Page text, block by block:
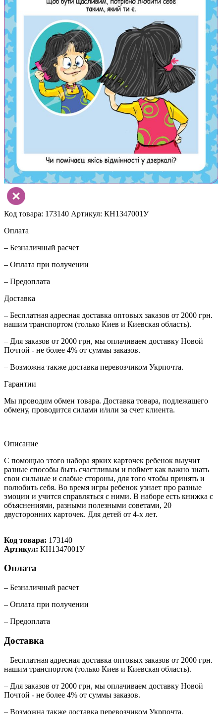
Код товара: 173140 Артикул: КН1347001У
Оплата
– Безналичный расчет
– Оплата при получении
– Предоплата
Доставка
– Бесплатная адресная доставка оптовых заказов от 2000 грн.
нашим транспортом (только Киев и Киевская область).
– Для заказов от 2000 грн, мы оплачиваем доставку Новой
Почтой - не более 4% от суммы заказов.
– Возможна также доставка перевозчиком Укрпочта.
Гарантии
Мы проводим обмен товара. Доставка товара, подлежащего
обмену, проводится силами и/или за счет клиента.
Описание
С помощью этого набора ярких карточек ребенок выучит
разные способы быть счастливым и поймет как важно знать
свои сильные и слабые стороны, для того чтобы принять и
полюбить себя. Во время игры ребенок узнает про разные
эмоции и учится справляться с ними. В наборе есть книжка с
объяснениями, разными полезными советами, 20
двусторонних карточек. Для детей от 4-х лет.
Код товара: 173140
Артикул: КН1347001У
Оплата
– Безналичный расчет
– Оплата при получении
– Предоплата
Доставка
– Бесплатная адресная доставка оптовых заказов от 2000 грн.
нашим транспортом (только Киев и Киевская область).
– Для заказов от 2000 грн, мы оплачиваем доставку Новой
Почтой - не более 4% от суммы заказов.
– Возможна также доставка перевозчиком Укрпочта.